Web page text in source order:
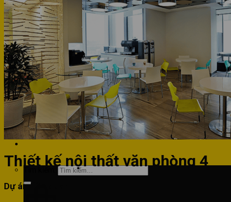
Công trình văn phòng
Công trình nhà ở
Sản phẩm
Văn phòng
Phòng khách
Phòng bếp
Phòng ngủ
Hotline: 0947 323438
Thiết kế nội thất văn phòng 4
Dự án liên quan